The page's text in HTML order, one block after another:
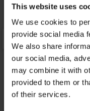
This website uses
We use cookies to
provide social media
We also share
our social media,
may combine it with
provided to them or
of their services.
Sale